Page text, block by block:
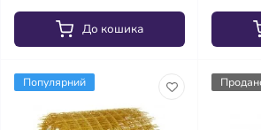
До кошика
Популярний